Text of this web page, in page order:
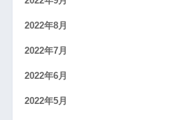
2022年8月
2022年7月
2022年6月
2022年5月